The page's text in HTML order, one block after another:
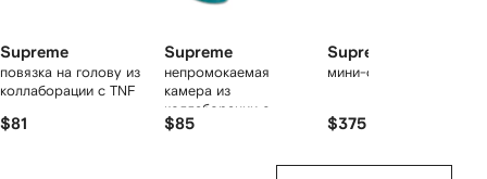
Supreme
повязка на голову из
коллаборации с TNF
$81
Supreme
непромокаемая
камера из
коллаборации с
FujiFilm
$85
Supreme
мини-сумка на плечо
$375